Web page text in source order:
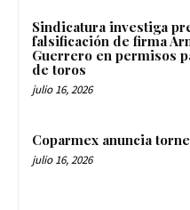
Sindicatura investiga
falsificación de firma
Guerrero en permisos
de toros
julio 16, 2026
Coparmex anuncia
julio 16, 2026